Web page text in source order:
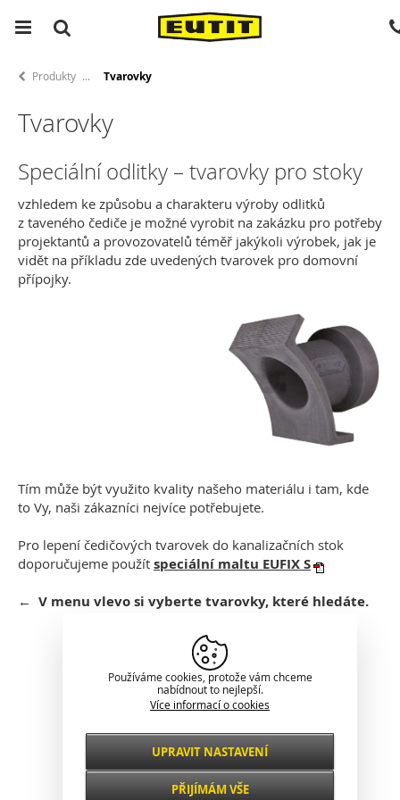
Produkty Tvarovky
Tvarovky
Speciální odlitky – tvarovky pro stoky
vzhledem ke způsobu a charakteru výroby odlitků
z taveného čediče je možné vyrobit na zakázku pro potřeby
projektantů a provozovatelů téměř jakýkoli výrobek, jak je
vidět na příkladu zde uvedených tvarovek pro domovní
přípojky.
Tím může být využito kvality našeho materiálu i tam, kde
to Vy, naši zákazníci nejvíce potřebujete.
Pro lepení čedičových tvarovek do kanalizačních stok
doporučujeme použít speciální maltu EUFIX S
← V menu vlevo si vyberte tvarovky, které hledáte.
Klasické zobrazení
Používáme cookies, protože vám chceme
nabídnout to nejlepší.
Více informací o cookies
Nezbytné
VŽDY AKTIVNÍ
UPRAVIT NASTAVENÍ
PŘIJÍMÁM VŠE